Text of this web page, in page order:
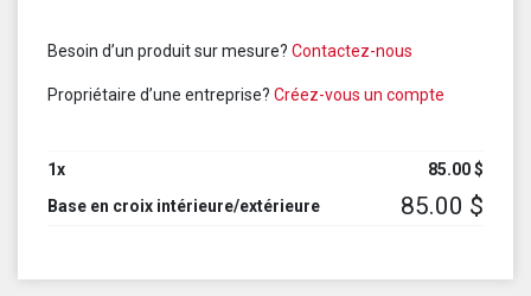
Besoin d’un produit sur mesure? Contactez-nous
Propriétaire d’une entreprise? Créez-vous un compte
1x 85.00$
Base en croix intérieure/extérieure
85.00 $